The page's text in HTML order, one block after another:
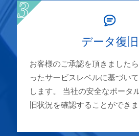
データ復旧
お客様のご承認を頂きました
ったサービスレベルに基づい
します。 当社の安全なポータ
旧状況を確認することができま